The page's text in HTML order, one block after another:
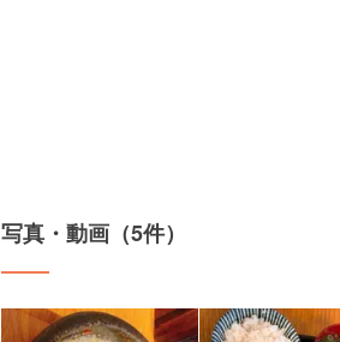
写真・動画（5件）